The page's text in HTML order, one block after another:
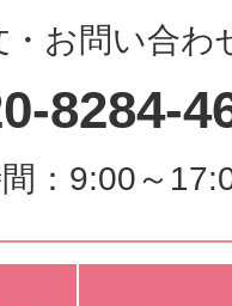
・お問い合わ
8284-
：9:00～